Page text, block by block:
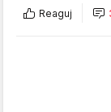
Reaguj